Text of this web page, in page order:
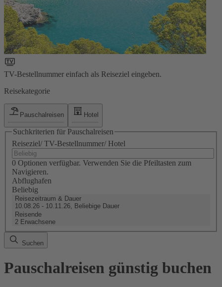
TV-Bestellnummer einfach als Reiseziel eingeben.
Reisekategorie
Pauschalreisen Hotel
Suchkriterien für Pauschalreisen
Reiseziel/ TV-Bestellnummer/ Hotel
0 Optionen verfügbar. Verwenden Sie die Pfeiltasten zum
Navigieren.
Abflughafen
Beliebig
Reisezeitraum & Dauer
10.08.26 - 10.11.26, Beliebige Dauer
Reisende
2 Erwachsene
Suchen
Pauschalreisen günstig buchen